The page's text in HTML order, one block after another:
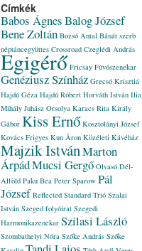
Címkék
Babos ÁgnesBalog József
Bene Zoltán Bozsó Antal Bánát szerb
néptáncegyüttes Crossroad Czeglédi András
Egigérő Fricsay Fúvószenekar
Genéziusz Színház Grecsó Krisztiá
Hajdú Géza Hajdú Róbert Horváth István Ilia
Mihály Juhász Orsolya Karacs Rita Király
Gábor Kiss Ernő Kosztolányi József
Kovács Frigyes Kun Áron Közéleti Kávéház
Majzik IstvánMarton
ÁrpádMucsi Gergő Olvasó Dél-
Alföld Paku Bea Peter Sparow Pál
József Reflected Standard Trió Szalai
István Szeged folyóirat Szegedi
Harmonikazenekar Szilasi László
Szombathelyi Nóra Szőke András Szőke